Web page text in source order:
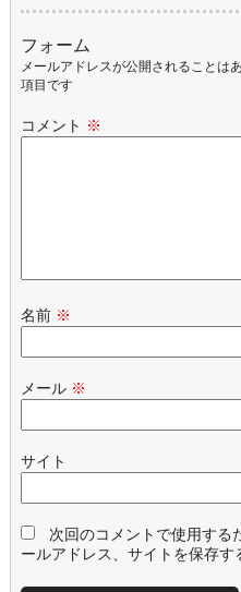
フォーム
メールアドレスが公開されることはあ
項目です
コメント ※
名前 ※
メール ※
サイト
次回のコメントで使用する
ールアドレス、サイトを保存す